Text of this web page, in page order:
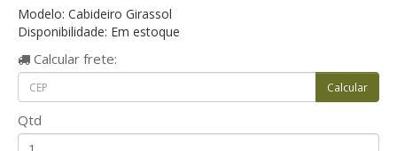
Modelo: Cabideiro Girassol
Disponibilidade: Em estoque
Calcular frete:
Qtd